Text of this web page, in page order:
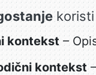
koristi
kontekst–
kontekst